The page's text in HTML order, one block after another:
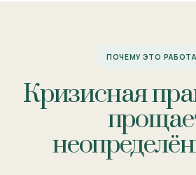
ПОЧЕМУ ЭТО
Кризисная